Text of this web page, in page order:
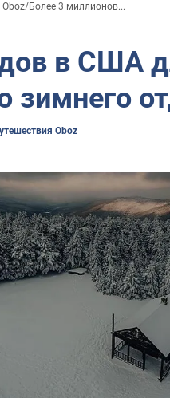
/Более 3 миллионов...
в США
зимнего
Oboz